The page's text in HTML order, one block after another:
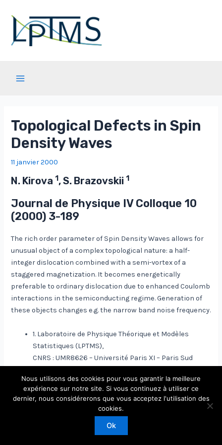
contenu
Topological Defects in Spin
Density Waves
11 janvier 2000
N. Kirova1, S. Brazovskii1
Journal de Physique IV Colloque 10
(2000) 3-189
The rich order parameter of Spin Density Waves allows for
unusual object of a complex topological nature: a half-
integer dislocation combined with a semi-vortex of a
staggered magnetization. It becomes energetically
preferable to ordinary dislocation due to enhanced Coulomb
interactions in the semiconducting regime. Generation of
these objects changes e.g. the narrow band noise frequency.
1. Laboratoire de Physique Théorique et Modèles
Statistiques (LPTMS),
CNRS : UMR8626 – Université Paris XI – Paris Sud
Copyright © 2026 Laboratoire de Physique Théorique et
Modèles Statistiques
Nous utilisons des cookies pour vous garantir la meilleure
expérience sur notre site. Si vous continuez à utiliser ce
dernier, nous considérerons que vous acceptez l'utilisation des
cookies.
Ok